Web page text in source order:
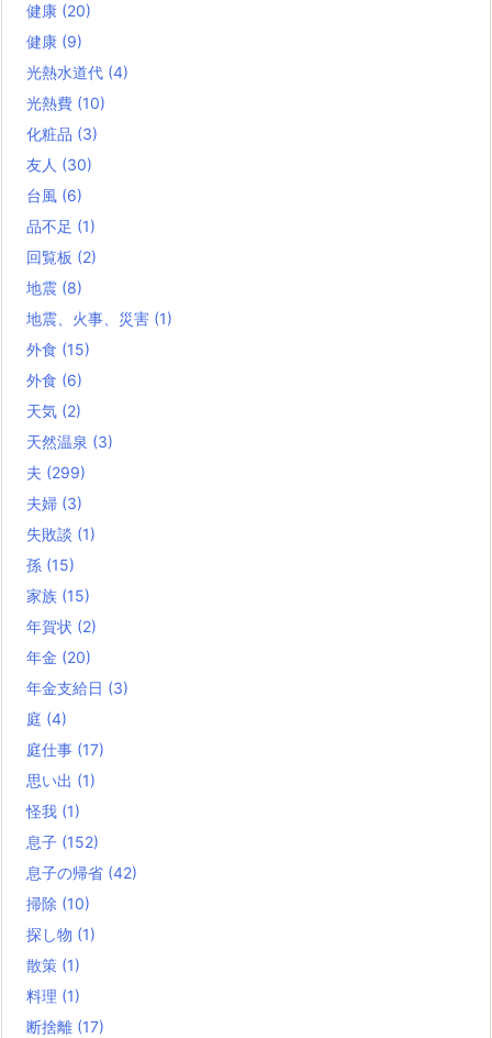
健康 (20)
健康 (9)
光熱水道代 (4)
光熱費 (10)
化粧品 (3)
友人 (30)
台風 (6)
品不足 (1)
回覧板 (2)
地震 (8)
地震、火事、災害 (1)
外食 (15)
外食 (6)
天気 (2)
天然温泉 (3)
夫 (299)
夫婦 (3)
失敗談 (1)
孫 (15)
家族 (15)
年賀状 (2)
年金 (20)
年金支給日 (3)
庭 (4)
庭仕事 (17)
思い出 (1)
怪我 (1)
息子 (152)
息子の帰省 (42)
掃除 (10)
探し物 (1)
散策 (1)
料理 (1)
断捨離 (17)